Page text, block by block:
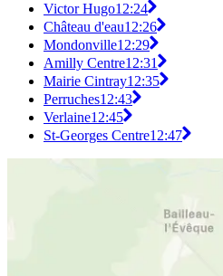
Victor Hugo12:24
Château d'eau12:26
Mondonville12:29
Amilly Centre12:31
Mairie Cintray12:35
Perruches12:43
Verlaine12:45
St-Georges Centre12:47